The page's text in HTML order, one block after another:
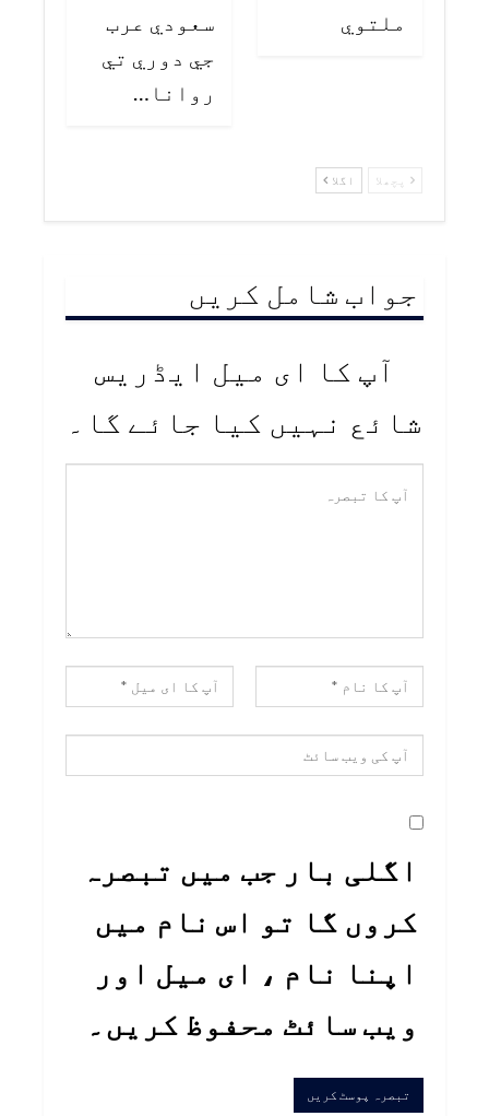
ملتوي
سعودي عرب
جي دوري تي
روانا…
پچھلا اگلا
جواب شامل کریں
آپ کا ای میل ایڈریس
شائع نہیں کیا جائے گا۔
اگلی بار جب میں تبصرہ
کروں گا تو اس نام میں
اپنا نام ، ای میل اور
ویب سائٹ محفوظ کریں۔